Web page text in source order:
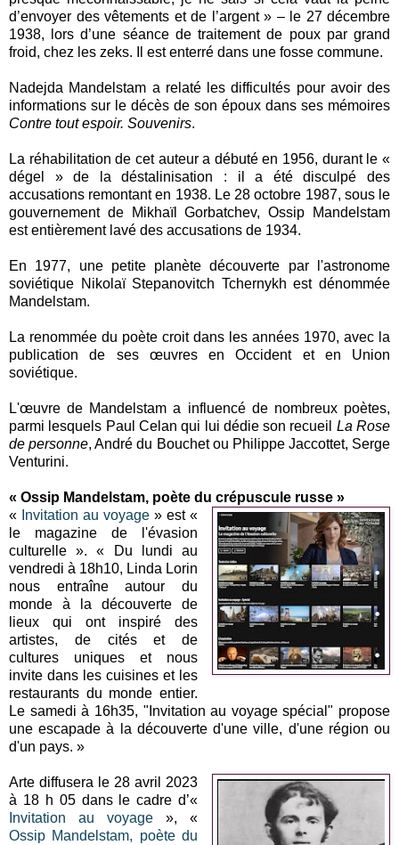
d’envoyer des vêtements et de l’argent » – le 27 décembre
1938, lors d’une séance de traitement de poux par grand
froid, chez les zeks. Il est enterré dans une fosse commune.
Nadejda Mandelstam a relaté les difficultés pour avoir des
informations sur le décès de son époux dans ses mémoires
Contre tout espoir. Souvenirs.
La réhabilitation de cet auteur a débuté en 1956, durant le «
dégel » de la déstalinisation : il a été disculpé des
accusations remontant en 1938. Le 28 octobre 1987, sous le
gouvernement de Mikhaïl Gorbatchev, Ossip Mandelstam
est entièrement lavé des accusations de 1934.
En 1977, une petite planète découverte par l'astronome
soviétique Nikolaï Stepanovitch Tchernykh est dénommée
Mandelstam.
La renommée du poète croit dans les années 1970, avec la
publication de ses œuvres en Occident et en Union
soviétique.
L'œuvre de Mandelstam a influencé de nombreux poètes,
parmi lesquels Paul Celan qui lui dédie son recueil La Rose
de personne, André du Bouchet ou Philippe Jaccottet, Serge
Venturini.
« Ossip Mandelstam, poète du crépuscule russe »
« Invitation au voyage » est «
le magazine de l'évasion
culturelle ». « Du lundi au
vendredi à 18h10, Linda Lorin
nous entraîne autour du
monde à la découverte de
lieux qui ont inspiré des
artistes, de cités et de
cultures uniques et nous
invite dans les cuisines et les
restaurants du monde entier.
Le samedi à 16h35, "Invitation au voyage spécial" propose
une escapade à la découverte d'une ville, d'une région ou
d'un pays. »
Arte diffusera le 28 avril 2023
à 18 h 05 dans le cadre d’«
Invitation au voyage », «
Ossip Mandelstam, poète du